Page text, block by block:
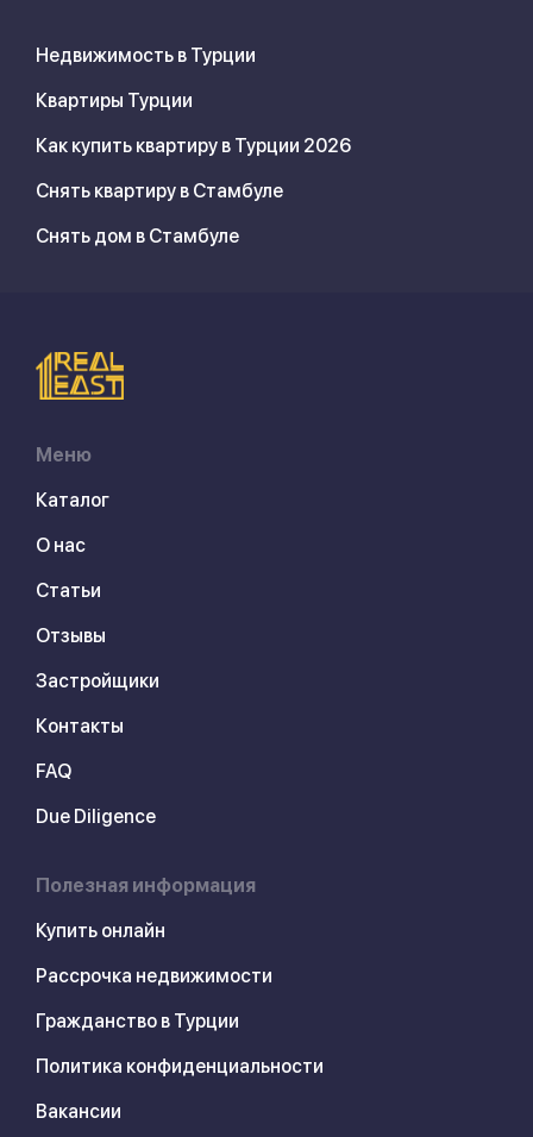
Недвижимость в Турции
Квартиры Турции
Как купить квартиру в Турции 2026
Снять квартиру в Стамбуле
Снять дом в Стамбуле
Меню
Каталог
О нас
Статьи
Отзывы
Застройщики
Контакты
FAQ
Due Diligence
Полезная информация
Купить онлайн
Рассрочка недвижимости
Гражданство в Турции
Политика конфиденциальности
Вакансии